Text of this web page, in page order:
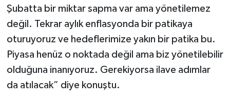
Şubatta bir miktar sapma var ama yönetilemez
değil. Tekrar aylık enflasyonda bir patikaya
oturuyoruz ve hedeflerimize yakın bir patika bu.
Piyasa henüz o noktada değil ama biz yönetilebilir
olduğuna inanıyoruz. Gerekiyorsa ilave adımlar
da atılacak” diye konuştu.